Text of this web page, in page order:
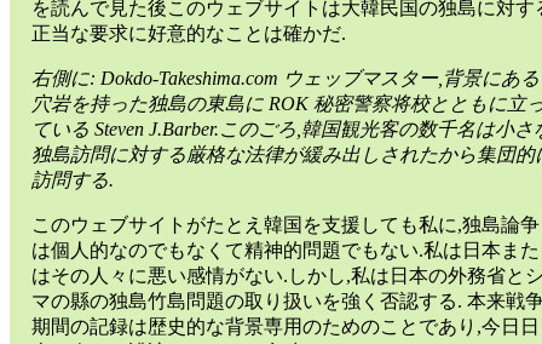
を読んで見た後このウェブサイトは大韓民国の独島に対す
正当な要求に好意的なことは確かだ.
右側に: Dokdo-Takeshima.com ウェッブマスター,背景にある
穴岩を持った独島の東島に ROK 秘密警察将校とともに立
ている Steven J.Barber.このごろ,韓国観光客の数千名は小さ
独島訪問に対する厳格な法律が緩み出しされたから集団的
訪問する.
このウェブサイトがたとえ韓国を支援しても私に,独島論争
は個人的なのでもなくて精神的問題でもない.私は日本また
はその人々に悪い感情がない.しかし,私は日本の外務省と
マの縣の独島竹島問題の取り扱いを強く否認する. 本来戦
期間の記録は歴史的な背景専用のためのことであり,今日日